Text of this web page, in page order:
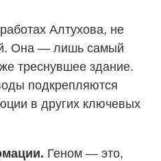
Алтухова, не
Она — лишь самый
треснувшее здание.
подкрепляются
в других ключевых
Геном — это,